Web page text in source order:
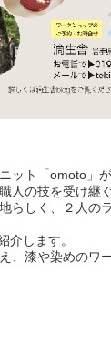
ト「omoto」
人の技を受け継ぐ
らしく、２人の
介します。
漆や染めのワ